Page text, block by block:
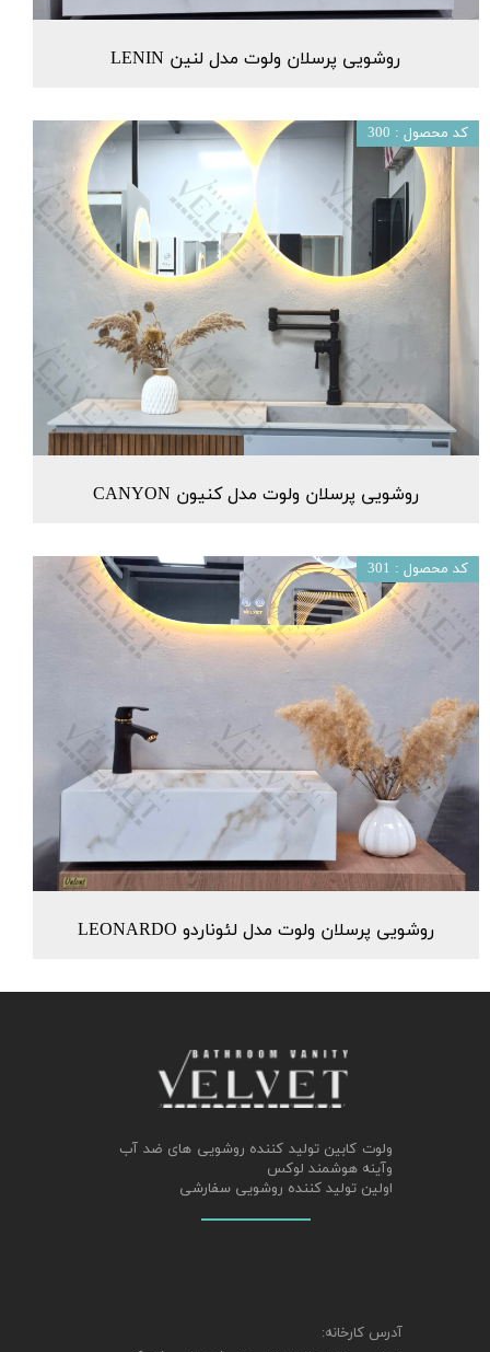
روشویی پرسلان ولوت مدل لنین LENIN
روشویی پرسلان ولوت مدل کنیون CANYON
کد محصول : 300
روشویی پرسلان ولوت مدل لئوناردو LEONARDO
کد محصول : 301
ولوت کابین تولید کننده روشویی های ضد آب
وآینه هوشمند لوکس
اولین تولید کننده روشویی سفارشی
آدرس کارخانه: